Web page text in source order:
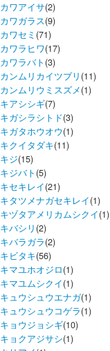
カワアイサ(2)
カワガラス(9)
カワセミ (71)
カワラヒワ(17)
カワラバト (3)
カンムリカイツブリ (11)
カンムリウミスズメ(1)
キアシシギ(7)
キガシラシトド(3)
キガタホウオウ(1)
キクイタダキ(11)
キジ(15)
キジバト (5)
キセキレイ(21)
キタツメナガセキレイ(1)
キヅタアメリカムシクイ(1)
キバシリ (2)
キバラガラ(2)
キビタキ(56)
キマユホオジロ(1)
キマユムシクイ(1)
キュウシュウエナガ(1)
キュウシュウコゲラ(1)
キョウジョシギ(10)
キョクアジサシ(1)